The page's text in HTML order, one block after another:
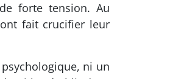
forte tension. Au
fait crucifier leur
ni un